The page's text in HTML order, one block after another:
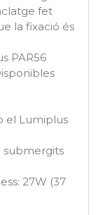
fet
la fixació és
PAR56
el Lumiplus
submergits
27W (37